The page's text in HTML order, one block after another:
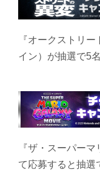
『オークストリ
イン）が抽選で5
『ザ・スーパー
て応募すると抽選